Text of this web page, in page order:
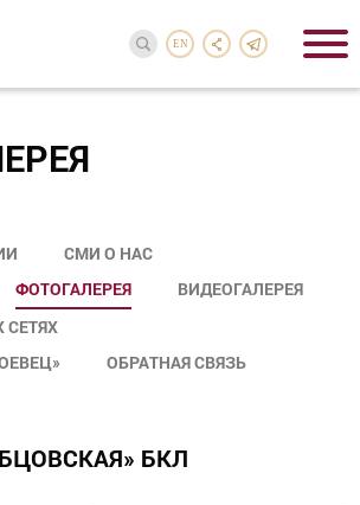
EN
СМИ О НАС
ФОТОГАЛЕРЕЯ
ВИДЕОГАЛЕРЕЯ
ОБРАТНАЯ СВЯЗЬ
БКЛ